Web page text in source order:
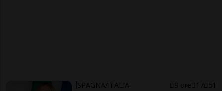
SPAGNA/ITALIA 9 ore 17 51